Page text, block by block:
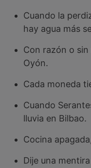
Cuando la
hay agua más
Con razón o
Oyón.
Cada moneda
Cuando
lluvia en Bilbao.
Cocina
Dije una